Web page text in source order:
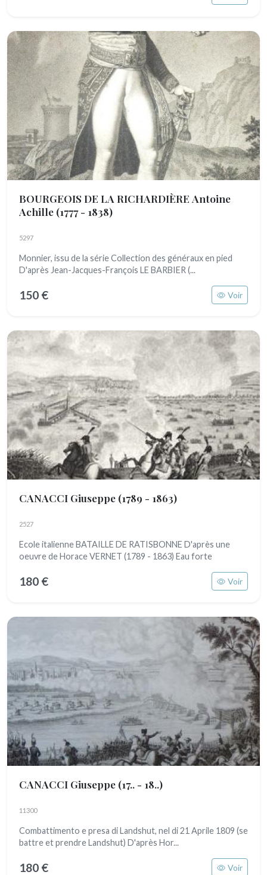
BOURGEOIS DE LA RICHARDIÈRE Antoine
Achille (1777 - 1838)
5297
Monnier, issu de la série Collection des généraux en pied
D'après Jean-Jacques-François LE BARBIER (...
150 € Voir
CANACCI Giuseppe (1789 - 1863)
2527
Ecole italienne BATAILLE DE RATISBONNE D'après une
oeuvre de Horace VERNET (1789 - 1863) Eau forte
180 € Voir
CANACCI Giuseppe (17.. - 18..)
11300
Combattimento e presa di Landshut, nel di 21 Aprile 1809 (se
battre et prendre Landshut) D'après Hor...
180 € Voir